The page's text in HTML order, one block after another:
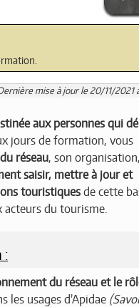
mise à jour le 20/11/2021
aux personnes qui
jours de formation, vous
réseau, son
saisir, mettre à jour et
touristiques de cette
acteurs du tourisme.
:
du réseau et le
les usages d’Apidae